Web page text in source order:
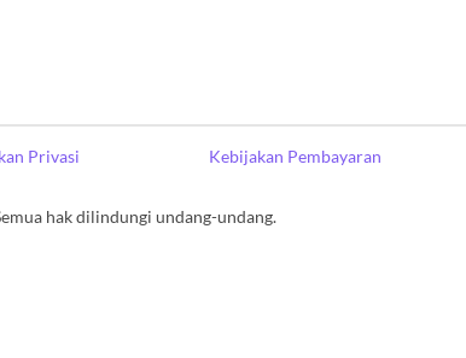
Privasi Kebijakan Pembayaran
hak dilindungi undang-undang.